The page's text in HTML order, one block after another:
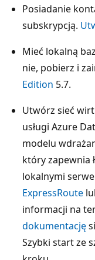
Posiadanie
subskrypcją.
Mieć lokalną
nie, pobierz i
Edition 5.7.
Utwórz sieć
usługi Azure
modelu
który zapewnia
lokalnymi
ExpressRoute
informacji na
dokumentację
Szybki start ze